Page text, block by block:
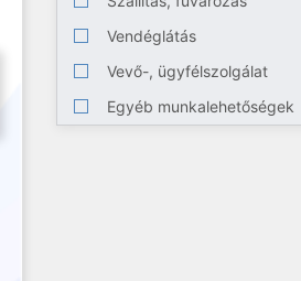
Vendéglátás
Vevő-, ügyfélszolgálat
Egyéb munkalehetőségek